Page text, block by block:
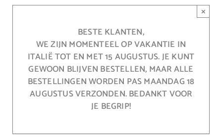
BESTE KLANTEN,
WE ZIJN MOMENTEEL OP VAKANTIE IN
ITALIË TOT EN MET 15 AUGUSTUS. JE KUNT
GEWOON BLIJVEN BESTELLEN, MAAR ALLE
BESTELLINGEN WORDEN PAS MAANDAG 18
AUGUSTUS VERZONDEN. BEDANKT VOOR
JE BEGRIP!
×